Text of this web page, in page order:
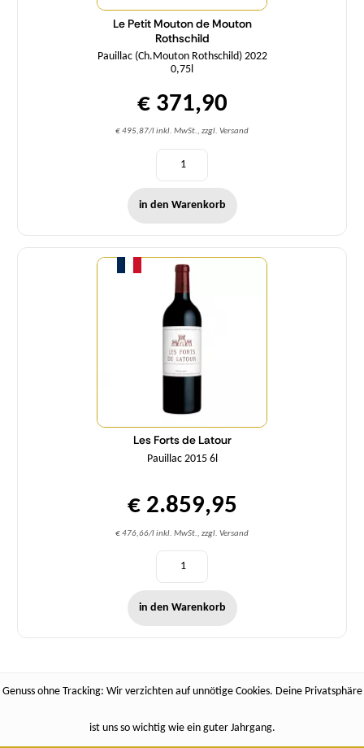
Le Petit Mouton de Mouton
Rothschild
Pauillac (Ch.Mouton Rothschild) 2022
0,75l
€ 371,90
€ 495,87/l inkl. MwSt., zzgl. Versand
in den Warenkorb
Les Forts de Latour
Pauillac 2015 6l
€ 2.859,95
€ 476,66/l inkl. MwSt., zzgl. Versand
Menge
in den Warenkorb
Genuss ohne Tracking: Wir verzichten auf unnötige Cookies. Deine Privatsphäre
ist uns so wichtig wie ein guter Jahrgang.